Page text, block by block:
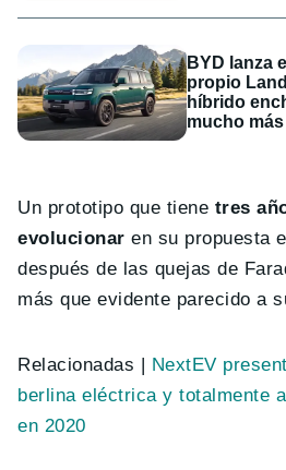
BYD lanza
propio
híbrido
mucho
Un prototipo que tiene tres
evolucionar en su propuesta
después de las quejas de
más que evidente parecido a
Relacionadas | NextEV
berlina eléctrica y totalmente
en 2020